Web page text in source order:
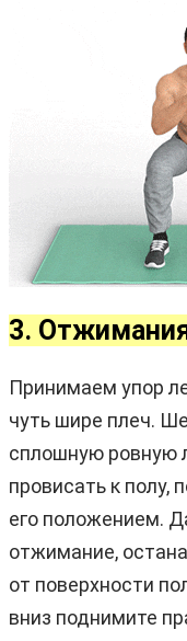
3.
Принимаем упор
чуть шире плеч.
сплошную ровную
провисать к полу,
его положением.
отжимание,
от поверхности
вниз поднимите